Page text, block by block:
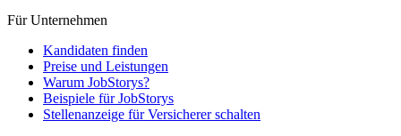
Für Unternehmen
Kandidaten finden
Preise und Leistungen
Warum JobStorys?
Beispiele für JobStorys
Stellenanzeige für Versicherer schalten